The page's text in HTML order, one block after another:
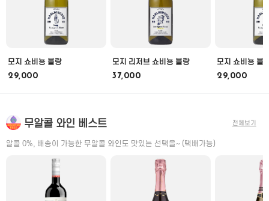
모지 쇼비뇽 블랑
29,000
모지 리저브 쇼비뇽 블랑
37,000
모지 쇼비뇽 블
29,000
전체보기
무알콜 와인 베스트
알콜 0%, 배송이 가능한 무알콜 와인도 맛있는 선택을~ (택배가능)